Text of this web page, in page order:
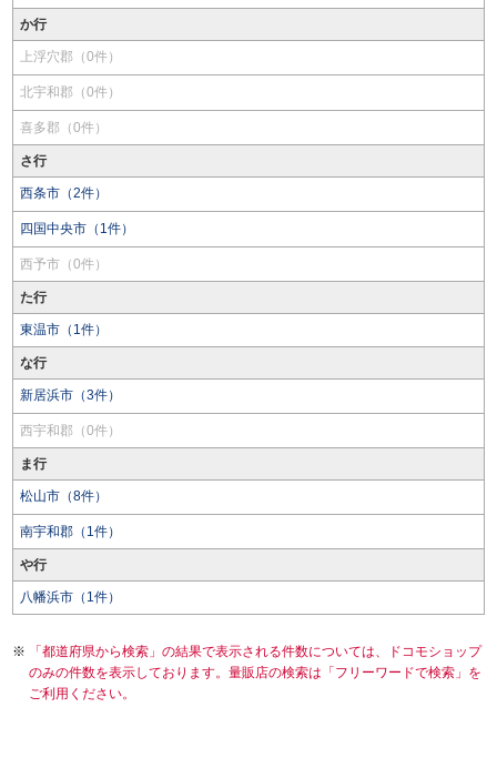
か行
上浮穴郡（0件）
北宇和郡（0件）
喜多郡（0件）
さ行
西条市（2件）
四国中央市（1件）
西予市（0件）
た行
東温市（1件）
な行
新居浜市（3件）
西宇和郡（0件）
ま行
松山市（8件）
南宇和郡（1件）
や行
八幡浜市（1件）
「都道府県から検索」の結果で表示される件数については、ドコモショップ
のみの件数を表示しております。量販店の検索は「フリーワードで検索」を
ご利用ください。